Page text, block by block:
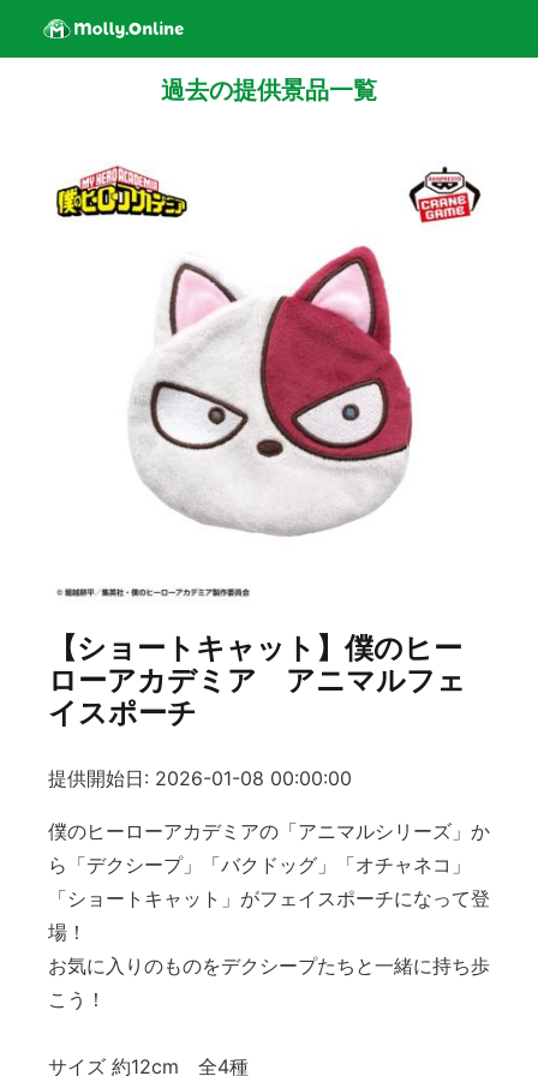
過去の提供景品一覧
【ショートキャット】僕のヒー
ローアカデミア アニマルフェ
イスポーチ
提供開始日: 2026-01-08 00:00:00
僕のヒーローアカデミアの「アニマルシリーズ」か
ら「デクシープ」「バクドッグ」「オチャネコ」
「ショートキャット」がフェイスポーチになって登
場！
お気に入りのものをデクシープたちと一緒に持ち歩
こう！
サイズ 約12cm 全4種